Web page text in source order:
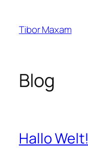
springen
Tibor Maxam
Blog
Hallo Welt!